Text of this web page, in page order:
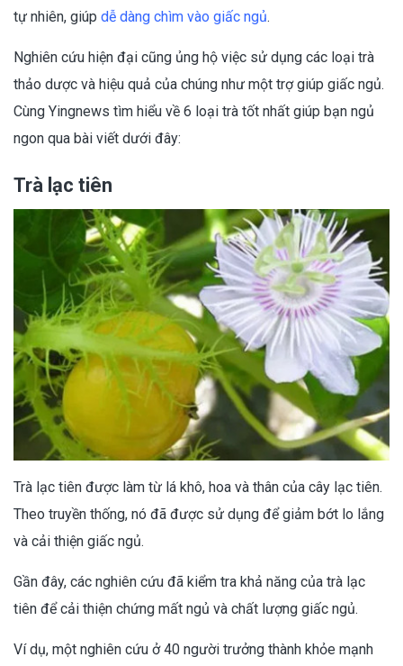
tự nhiên, giúp dễ dàng chìm vào giấc ngủ.
Nghiên cứu hiện đại cũng ủng hộ việc sử dụng các loại trà
thảo dược và hiệu quả của chúng như một trợ giúp giấc ngủ.
Cùng Yingnews tìm hiểu về 6 loại trà tốt nhất giúp bạn ngủ
ngon qua bài viết dưới đây:
Trà lạc tiên
Trà lạc tiên được làm từ lá khô, hoa và thân của cây lạc tiên.
Theo truyền thống, nó đã được sử dụng để giảm bớt lo lắng
và cải thiện giấc ngủ.
Gần đây, các nghiên cứu đã kiểm tra khả năng của trà lạc
tiên để cải thiện chứng mất ngủ và chất lượng giấc ngủ.
Ví dụ, một nghiên cứu ở 40 người trưởng thành khỏe mạnh